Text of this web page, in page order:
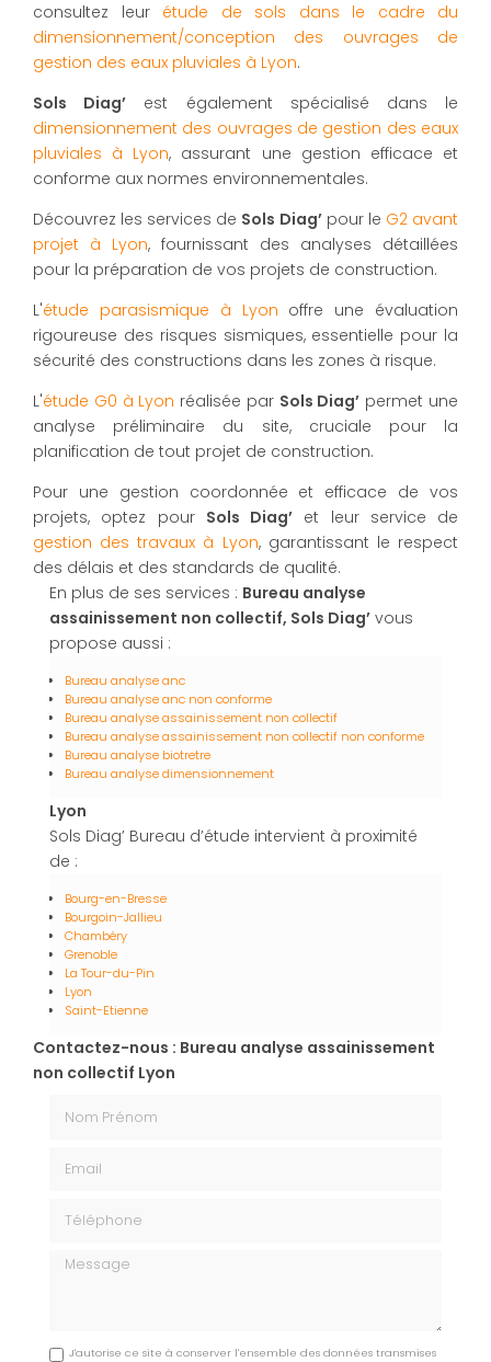
consultez leur étude de sols dans le cadre du
dimensionnement/conception des ouvrages de
gestion des eaux pluviales à Lyon.
Sols Diag’ est également spécialisé dans le
dimensionnement des ouvrages de gestion des eaux
pluviales à Lyon, assurant une gestion efficace et
conforme aux normes environnementales.
Découvrez les services de Sols Diag’pour le G2 avant
projet à Lyon, fournissant des analyses détaillées
pour la préparation de vos projets de construction.
L'étude parasismique à Lyon offre une évaluation
rigoureuse des risques sismiques, essentielle pour la
sécurité des constructions dans les zones à risque.
L'étude G0 à Lyon réalisée par Sols Diag’ permet une
analyse préliminaire du site, cruciale pour la
planification de tout projet de construction.
Pour une gestion coordonnée et efficace de vos
projets, optez pour Sols Diag’ et leur service de
gestion des travaux à Lyon, garantissant le respect
des délais et des standards de qualité.
En plus de ses services : Bureau analyse
assainissement non collectif, Sols Diag’ vous
propose aussi :
Bureau analyse anc
Bureau analyse anc non conforme
Bureau analyse assainissement non collectif
Bureau analyse assainissement non collectif non conforme
Bureau analyse biotretre
Bureau analyse dimensionnement
Lyon
Sols Diag’ Bureau d’étude intervient à proximité
de :
Bourg-en-Bresse
Bourgoin-Jallieu
Chambéry
Grenoble
La Tour-du-Pin
Lyon
Saint-Etienne
Contactez-nous : Bureau analyse assainissement
non collectif Lyon
Nom Prénom
Téléphone
Message
J'autorise ce site à conserver l'ensemble des données transmises